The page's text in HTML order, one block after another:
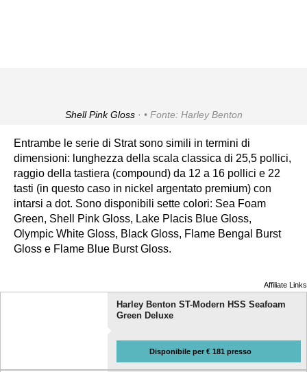
Shell Pink Gloss · Fonte: Harley Benton
Entrambe le serie di Strat sono simili in termini di
dimensioni: lunghezza della scala classica di 25,5 pollici,
raggio della tastiera (compound) da 12 a 16 pollici e 22
tasti (in questo caso in nickel argentato premium) con
intarsi a dot. Sono disponibili sette colori: Sea Foam
Green, Shell Pink Gloss, Lake Placis Blue Gloss,
Olympic White Gloss, Black Gloss, Flame Bengal Burst
Gloss e Flame Blue Burst Gloss.
Affiliate Links
Harley Benton ST-Modern HSS Seafoam
Green Deluxe
Disponibile per € 181 presso